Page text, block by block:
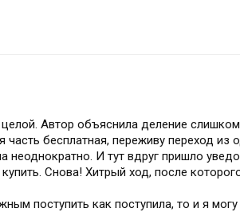
целой. Автор объяснила деление
бесплатная, переживу переход из
неоднократно. И тут вдруг пришло
Снова! Хитрый ход, после
поступить как поступила, то и я